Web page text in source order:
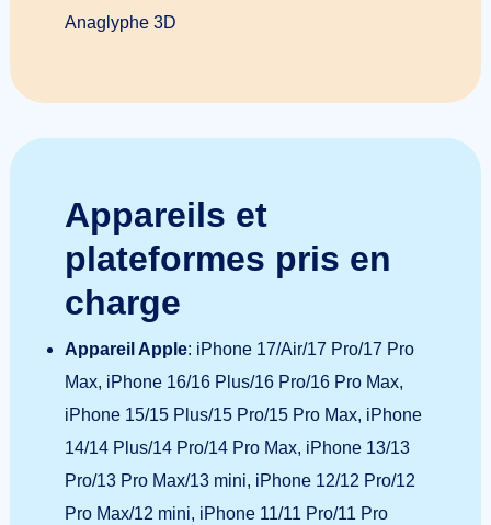
Anaglyphe 3D
Appareils et
plateformes pris en
charge
Appareil Apple: iPhone 17/Air/17 Pro/17 Pro
Max, iPhone 16/16 Plus/16 Pro/16 Pro Max,
iPhone 15/15 Plus/15 Pro/15 Pro Max, iPhone
14/14 Plus/14 Pro/14 Pro Max, iPhone 13/13
Pro/13 Pro Max/13 mini, iPhone 12/12 Pro/12
Pro Max/12 mini, iPhone 11/11 Pro/11 Pro